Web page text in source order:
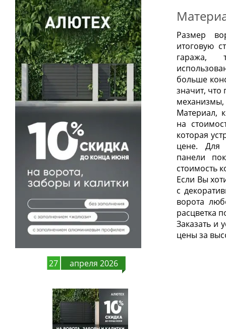
27 апреля 2026
Размер
итоговую
гаража,
больше
значит,
механизмы,
Материал,
на
которая
цене. Для
панели
стоимость
Если Вы
с
ворота
расцветка
Заказать и
цены за